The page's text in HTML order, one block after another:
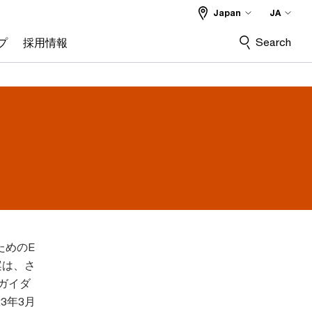
採用情報
Japan JA
Search
めのE
、さ
イダ
年3月